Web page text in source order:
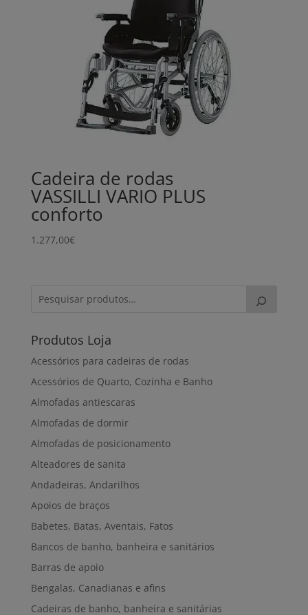
Cadeira de rodas
VASSILLI VARIO PLUS
conforto
1.277,00€
Produtos Loja
Acessórios para cadeiras de rodas
Acessórios de Quarto, Cozinha e Banho
Almofadas antiescaras
Almofadas de dormir
Almofadas de posicionamento
Alteadores de sanita
Andadeiras, Andarilhos
Apoios de braços
Babetes, Batas, Aventais, Fatos
Bancos de banho, banheira e sanitários
Barras de apoio
Bengalas, Canadianas e afins
Cadeiras de banho, banheira e sanitárias